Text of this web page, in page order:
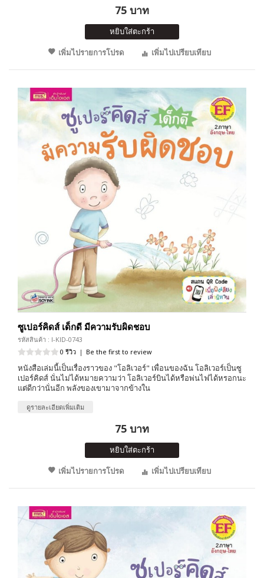
75 บาท
หยิบใส่ตะกร้า
เพิ่มไปรายการโปรด
เพิ่มไปเปรียบเทียบ
ซูเปอร์คิดส์ เด็กดี มีความรับผิดชอบ
รหัสสินค้า : I-KID-0743
0 รีวิว | Be the first to review
หนังสือเล่มนี้เป็นเรื่องราวของ "โอลิเวอร์" เพื่อนของฉัน โอลิเวอร์เป็นซู
เปอร์คิดส์ นั่นไม่ได้หมายความว่า โอลิเวอร์บินได้หรือพ่นไฟได้หรอกนะ
แต่ดีกว่านั่นอีก พลังของเขามาจากข้างใน
ดูรายละเอียดเพิ่มเติม
75 บาท
หยิบใส่ตะกร้า
เพิ่มไปรายการโปรด
เพิ่มไปเปรียบเทียบ